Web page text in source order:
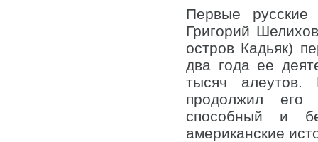
Первые русские
Григорий
остров Кадьяк)
два года ее
тысяч
продолжил его
способный и
американские